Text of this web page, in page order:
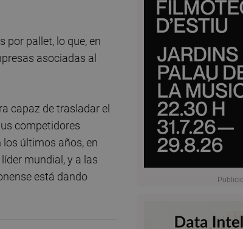
por pallet, lo que, en
asociadas al
capaz de trasladar el
competidores
últimos años, en
mundial, y a las
está dando